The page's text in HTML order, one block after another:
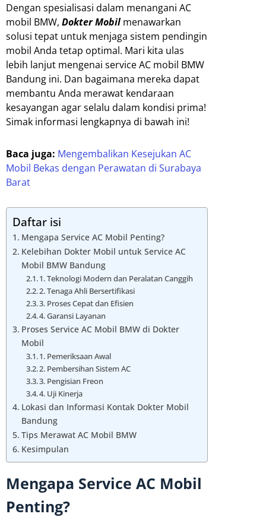
Dengan spesialisasi dalam menangani AC
mobil BMW, Dokter Mobilmenawarkan
solusi tepat untuk menjaga sistem pendingin
mobil Anda tetap optimal. Mari kita ulas
lebih lanjut mengenai service AC mobil BMW
Bandung ini. Dan bagaimana mereka dapat
membantu Anda merawat kendaraan
kesayangan agar selalu dalam kondisi prima!
Simak informasi lengkapnya di bawah ini!
Baca juga: Mengembalikan Kesejukan AC
Mobil Bekas dengan Perawatan di Surabaya
Barat
Daftar isi
Mengapa Service AC Mobil Penting?
Kelebihan Dokter Mobil untuk Service AC
Mobil BMW Bandung
1. Teknologi Modern dan Peralatan Canggih
2. Tenaga Ahli Bersertifikasi
3. Proses Cepat dan Efisien
4. Garansi Layanan
Proses Service AC Mobil BMW di Dokter
Mobil
1. Pemeriksaan Awal
2. Pembersihan Sistem AC
3. Pengisian Freon
4. Uji Kinerja
Lokasi dan Informasi Kontak Dokter Mobil
Bandung
Tips Merawat AC Mobil BMW
Kesimpulan
Mengapa Service AC Mobil
Penting?